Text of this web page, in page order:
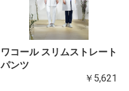
ワコール スリムストレート
パンツ
￥5,621